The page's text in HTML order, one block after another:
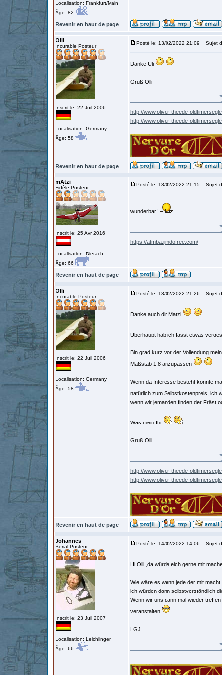
Localisation: Frankfurt/Main
Âge: 82
Revenir en haut de page
Olli
Incurable Posteur
Inscrit le: 22 Juil 2006
Localisation: Germany
Âge: 58
Posté le: 13/02/2022 21:09 Sujet
Danke Uli
Gruß Olli
http://www.oliver-theede-
http://www.oliver-theede-
Revenir en haut de page
mAtzi
Fidèle Posteur
Inscrit le: 25 Avr 2016
Localisation: Dietach
Âge: 66
Posté le: 13/02/2022 21:15 Sujet
wunderbar!
https://atmba.jimdofree.com/
Revenir en haut de page
Olli
Incurable Posteur
Inscrit le: 22 Juil 2006
Localisation: Germany
Âge: 58
Posté le: 13/02/2022 21:26 Sujet
Danke auch dir Matzi
Überhaupt hab ich fasst etwas
Bin grad kurz vor der Vollendung
Maßstab 1:8 anzupassen
Wenn da Interesse besteht könnte
natürlich zum Selbstkostenpreis, ich
wenn wir jemanden finden der Fräst
Was mein Ihr
Gruß Olli
http://www.oliver-theede-
http://www.oliver-theede-
Revenir en haut de page
Johannes
Serial Posteur
Inscrit le: 23 Juil 2007
Localisation: Leichlingen
Âge: 66
Posté le: 14/02/2022 14:06 Sujet
Hi Olli ,da würde eich gerne mit
Wie wäre es wenn jede der mit
ich würden dann selbstverständlich
Wenn wir uns dann mal wieder
veranstalten
LGJ